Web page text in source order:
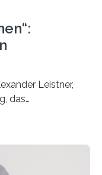
Leistner,
das
Pruschmann und